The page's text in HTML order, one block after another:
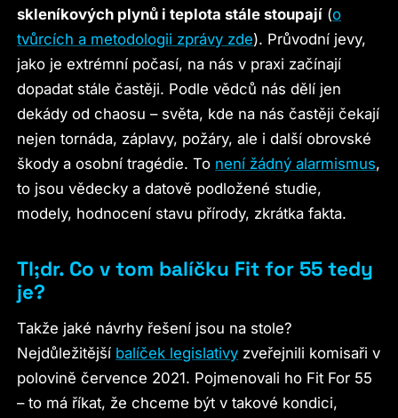
skleníkových plynů i teplota stále stoupají (o
tvůrcích a metodologii zprávy zde). Průvodní jevy,
jako je extrémní počasí, na nás v praxi začínají
dopadat stále častěji. Podle vědců nás dělí jen
dekády od chaosu – světa, kde na nás častěji čekají
nejen tornáda, záplavy, požáry, ale i další obrovské
škody a osobní tragédie. To není žádný alarmismus,
to jsou vědecky a datově podložené studie,
modely, hodnocení stavu přírody, zkrátka fakta.
Tl;dr. Co v tom balíčku Fit for 55 tedy
je?
Takže jaké návrhy řešení jsou na stole?
Nejdůležitější balíček legislativy zveřejnili komisaři v
polovině července 2021. Pojmenovali ho Fit For 55
– to má říkat, že chceme být v takové kondici,